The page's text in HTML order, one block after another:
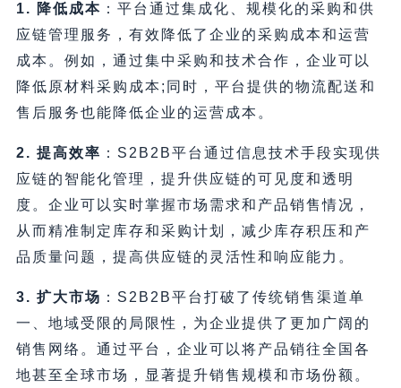
1. 降低成本 ：平台通过集成化、规模化的采购和供
应链管理服务，有效降低了企业的采购成本和运营
成本。例如，通过集中采购和技术合作，企业可以
降低原材料采购成本;同时，平台提供的物流配送和
售后服务也能降低企业的运营成本。
2. 提高效率 ：S2B2B平台通过信息技术手段实现供
应链的智能化管理，提升供应链的可见度和透明
度。企业可以实时掌握市场需求和产品销售情况，
从而精准制定库存和采购计划，减少库存积压和产
品质量问题，提高供应链的灵活性和响应能力。
3. 扩大市场 ：S2B2B平台打破了传统销售渠道单
一、地域受限的局限性，为企业提供了更加广阔的
销售网络。通过平台，企业可以将产品销往全国各
地甚至全球市场，显著提升销售规模和市场份额。